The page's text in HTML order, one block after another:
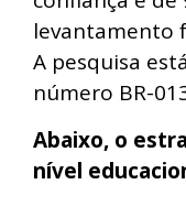
levantamento
A pesquisa
número BR-
Abaixo, o
nível